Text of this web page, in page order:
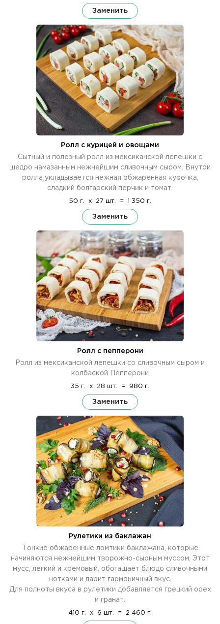
Заменить
Ролл с курицей и овощами
Сытный и полезный ролл из мексиканской лепешки с
щедро намазанным нежнейшим сливочным сыром. Внутри
ролла укладывается нежная обжаренная курочка,
сладкий болгарский перчик и томат.
50 г. x 27 шт. = 1 350 г.
Заменить
Ролл с пепперони
Ролл из мексиканской лепешки со сливочным сыром и
колбаской Пепперони
35 г. x 28 шт. = 980 г.
Заменить
Рулетики из баклажан
Тонкие обжаренные ломтики баклажана, которые
начиняются нежнейшим творожно-сырным муссом, Этот
мусс, легкий и кремовый, обогащает блюдо сливочными
нотками и дарит гармоничный вкус.
Для полноты вкуса в рулетики добавляется грецкий орех
и гранат.
410 г. x 6 шт. = 2 460 г.